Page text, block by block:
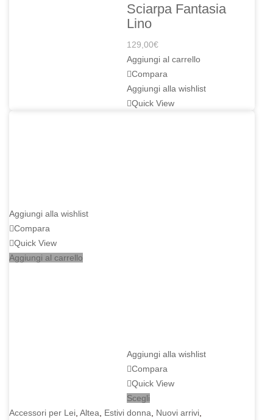
Aggiungi alla wishlist
Compara
Quick View
Aggiungi al carrello
Sciarpa Fantasia
Lino
129,00€
Aggiungi al carrello
Compara
Aggiungi alla wishlist
Quick View
Aggiungi alla wishlist
Compara
Quick View
Scegli
Accessori per Lei Altea Estivi donna Nuovi arrivi